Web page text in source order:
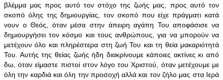
βλέμμα μας προς αυτό τον στόχο της ζωής μας, προς αυτό τον
σκοπό όλης της δημιουργίας, τον σκοπό που είχε πράγματι κατά
νουν ο Θεός, όταν μέσα στην άπειρη αγάπη Του αποφάσισε να
δημιουργήσει τον κόσμο και τους ανθρώπους, για να μπορούν να
μετέχουν όλο και πληρέστερα στη ζωή Του και τη θεία μακαριότητά
Του. Αυτής της θείας ζωής ήδη διακρίνουμε κάποιες ακτίνες κι από
δω, όταν είμαστε πιστοί στον λόγο του Χριστού, όταν μετέχουμε με
όλη την καρδιά και όλη την προσοχή αλλά και τον ζήλο μας στα Ιερά